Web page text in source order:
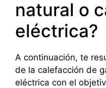
natural o
eléctrica?
A continuación, te
de la calefacción de
eléctrica con el